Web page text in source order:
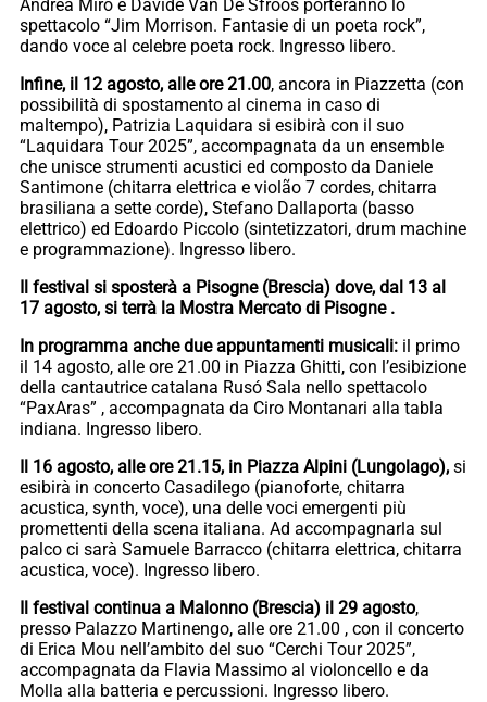
Andrea Mirò e Davide Van De Sfroos porteranno lo
spettacolo “Jim Morrison. Fantasie di un poeta rock”,
dando voce al celebre poeta rock. Ingresso libero.
Infine, il 12 agosto, alle ore 21.00, ancora in Piazzetta (con
possibilità di spostamento al cinema in caso di
maltempo), Patrizia Laquidara si esibirà con il suo
“Laquidara Tour 2025”, accompagnata da un ensemble
che unisce strumenti acustici ed composto da Daniele
Santimone (chitarra elettrica e violão 7 cordes, chitarra
brasiliana a sette corde), Stefano Dallaporta (basso
elettrico) ed Edoardo Piccolo (sintetizzatori, drum machine
e programmazione). Ingresso libero.
Il festival si sposterà a Pisogne (Brescia) dove, dal 13 al
17 agosto, si terrà la Mostra Mercato di Pisogne .
In programma anche due appuntamenti musicali: il primo
il 14 agosto, alle ore 21.00 in Piazza Ghitti, con l’esibizione
della cantautrice catalana Rusó Sala nello spettacolo
“PaxAras” , accompagnata da Ciro Montanari alla tabla
indiana. Ingresso libero.
Il 16 agosto, alle ore 21.15, in Piazza Alpini (Lungolago), si
esibirà in concerto Casadilego (pianoforte, chitarra
acustica, synth, voce), una delle voci emergenti più
promettenti della scena italiana. Ad accompagnarla sul
palco ci sarà Samuele Barracco (chitarra elettrica, chitarra
acustica, voce). Ingresso libero.
Il festival continua a Malonno (Brescia) il 29 agosto,
presso Palazzo Martinengo, alle ore 21.00 , con il concerto
di Erica Mou nell’ambito del suo “Cerchi Tour 2025”,
accompagnata da Flavia Massimo al violoncello e da
Molla alla batteria e percussioni. Ingresso libero.